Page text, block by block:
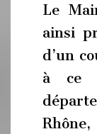
Le
ainsi
d’un
à ce